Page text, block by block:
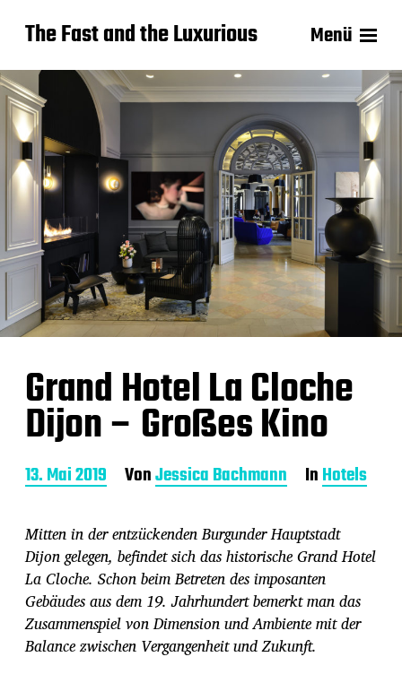
The Fast and the Luxurious Menü
Grand Hotel La Cloche
Dijon – Großes Kino
B
e
t
r
a
g
s
d
a
t
13. Mai 2019 VonJessica Bachmann InHotels
Mitten in der entzückenden Burgunder Hauptstadt
Dijon gelegen, befindet sich das historische Grand Hotel
La Cloche. Schon beim Betreten des imposanten
Gebäudes aus dem 19. Jahrhundert bemerkt man das
Zusammenspiel von Dimension und Ambiente mit der
Balance zwischen Vergangenheit und Zukunft.